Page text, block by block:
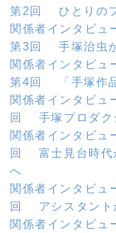
第2回 ひとりの
関係者インタビ
第3回 手塚治虫
関係者インタビ
第4回 「手塚作
関係者インタビ
回 手塚プロダク
関係者インタビ
回 富士見台時代
へ
関係者インタビ
回 アシスタント
関係者インタビ